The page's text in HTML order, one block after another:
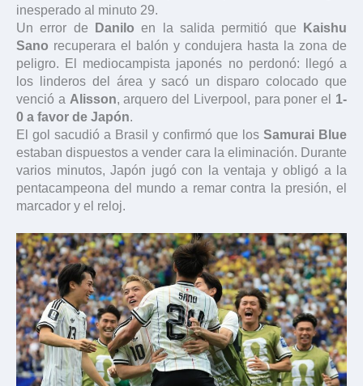
inesperado al minuto 29.
Un error de
Danilo en la salida permitió que
Kaishu
Sano recuperara el balón y condujera hasta la zona de
peligro. El mediocampista japonés no perdonó: llegó a
los linderos del área y sacó un disparo colocado que
venció a Alisson, arquero del Liverpool, para poner el 1-
0 a favor de Japón.
El gol sacudió a Brasil y confirmó que los Samurai Blue
estaban dispuestos a vender cara la eliminación. Durante
varios minutos, Japón jugó con la ventaja y obligó a la
pentacampeona del mundo a remar contra la presión, el
marcador y el reloj.